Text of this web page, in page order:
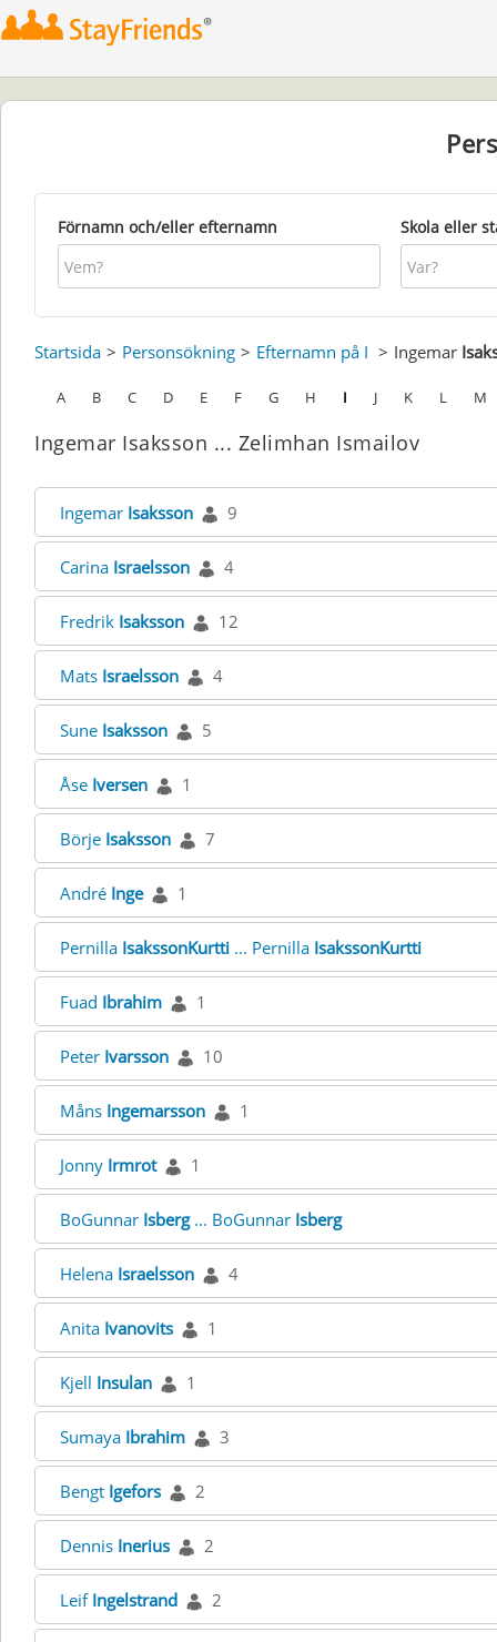
Förnamn och/eller efternamn Skola eller
Startsida Personsökning Efternamn på I Ingemar
A B C D E F G H I J K L M
Ingemar Isaksson ... Zelimhan Ismailov
Ingemar Isaksson 9
Carina Israelsson 4
Fredrik Isaksson 12
Mats Israelsson 4
Sune Isaksson 5
Åse Iversen 1
Börje Isaksson 7
André Inge 1
Pernilla IsakssonKurtti ... Pernilla IsakssonKurtti
Fuad Ibrahim 1
Peter Ivarsson 10
Måns Ingemarsson 1
Jonny Irmrot 1
BoGunnar Isberg... BoGunnar Isberg
Helena Israelsson 4
Anita Ivanovits 1
Kjell Insulan 1
Sumaya Ibrahim 3
Bengt Igefors 2
Dennis Inerius 2
Leif Ingelstrand 2